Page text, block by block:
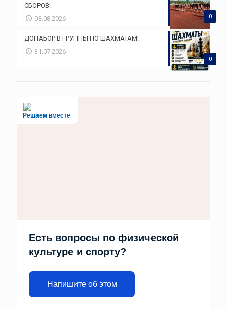
0
СБОРОВ!
03.08.2026
0
ДОНАБОР В ГРУППЫ ПО ШАХМАТАМ!
31.07.2026
Решаем вместе
Есть вопросы по физической
культуре и спорту?
Напишите об этом